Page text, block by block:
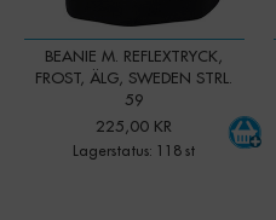
BEANIE M. REFLEXTRYCK,
FROST, ÄLG, SWEDEN STRL.
59
225,00 KR
Lagerstatus: 118 st